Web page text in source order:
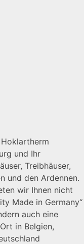
und Ihr
Treibhäuser,
und den Ardennen.
wir Ihnen nicht
Made in Germany“
auch eine
in Belgien,